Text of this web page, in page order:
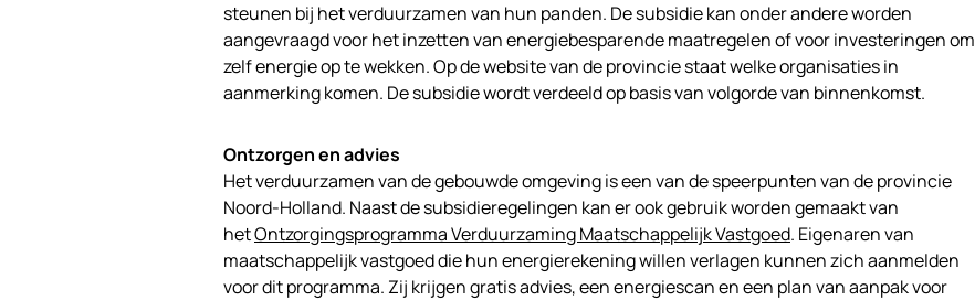
steunen bij het verduurzamen van hun panden. De subsidie kan onder andere worden
aangevraagd voor het inzetten van energiebesparende maatregelen of voor investeringen om
zelf energie op te wekken. Op de website van de provincie staat welke organisaties in
aanmerking komen. De subsidie wordt verdeeld op basis van volgorde van binnenkomst.
Ontzorgen en advies
Het verduurzamen van de gebouwde omgeving is een van de speerpunten van de provincie
Noord-Holland. Naast de subsidieregelingen kan er ook gebruik worden gemaakt van
hetOntzorgingsprogramma Verduurzaming Maatschappelijk Vastgoed. Eigenaren van
maatschappelijk vastgoed die hun energierekening willen verlagen kunnen zich aanmelden
voor dit programma. Zij krijgen gratis advies, een energiescan en een plan van aanpak voor